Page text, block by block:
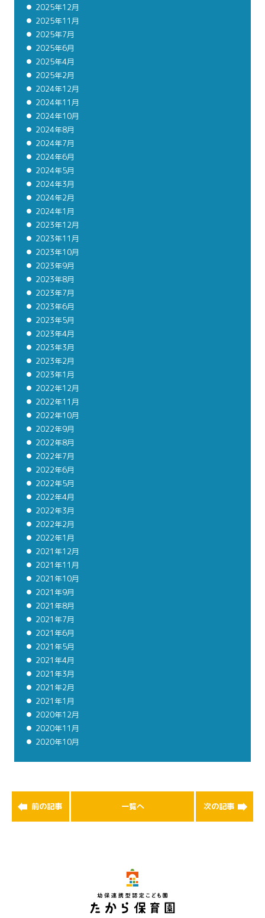
2025年12月
2025年11月
2025年7月
2025年6月
2025年4月
2025年2月
2024年12月
2024年11月
2024年10月
2024年8月
2024年7月
2024年6月
2024年5月
2024年3月
2024年2月
2024年1月
2023年12月
2023年11月
2023年10月
2023年9月
2023年8月
2023年7月
2023年6月
2023年5月
2023年4月
2023年3月
2023年2月
2023年1月
2022年12月
2022年11月
2022年10月
2022年9月
2022年8月
2022年7月
2022年6月
2022年5月
2022年4月
2022年3月
2022年2月
2022年1月
2021年12月
2021年11月
2021年10月
2021年9月
2021年8月
2021年7月
2021年6月
2021年5月
2021年4月
2021年3月
2021年2月
2021年1月
2020年12月
2020年11月
2020年10月
前の記事 一覧へ 次の記事